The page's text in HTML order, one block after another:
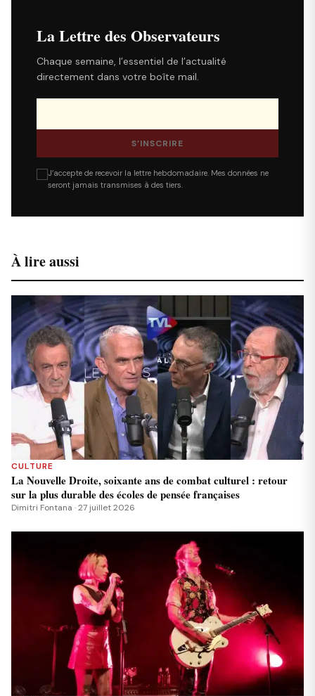
La Lettre des Observateurs
Chaque semaine, l’essentiel de l’actualité
directement dans votre boîte mail.
S’INSCRIRE
J’accepte de recevoir la lettre hebdomadaire. Mes données ne
seront jamais transmises à des tiers.
À lire aussi
CULTURE
La Nouvelle Droite, soixante ans de combat culturel : retour
sur la plus durable des écoles de pensée françaises
Dimitri Fontana · 27 juillet 2026